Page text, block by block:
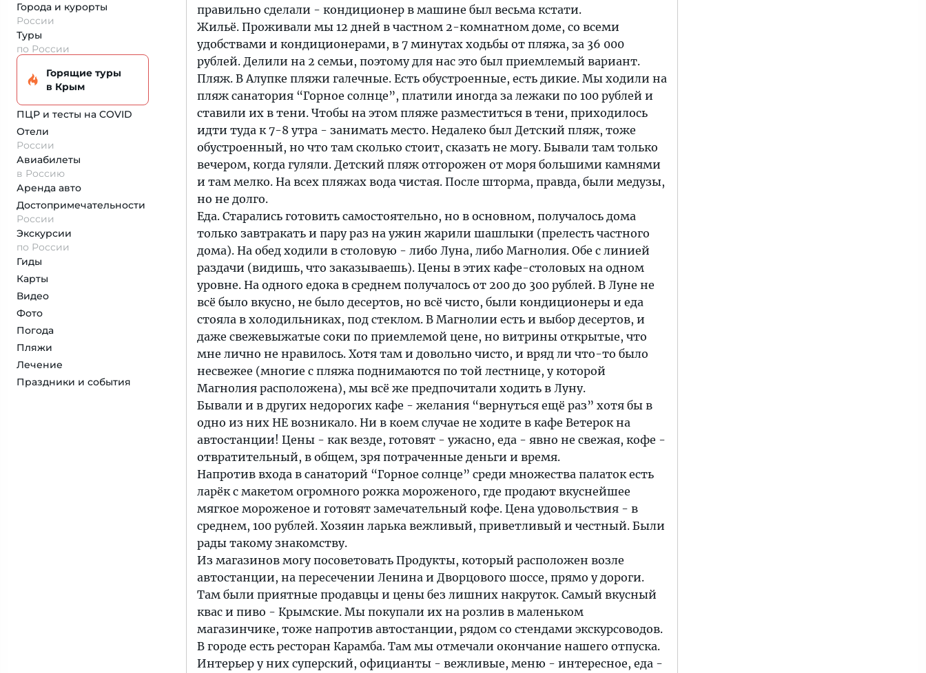
Города и курорты
России
Туры
по России
Горящие туры
в Крым
ПЦР и тесты на COVID
Отели
России
Авиабилеты
в Россию
Аренда авто
Достопримеча­тельности
России
Экскурсии
по России
Гиды
Карты
Видео
Фото
Погода
Пляжи
Лечение
Праздники и события
правильно сделали - кондиционер в машине был весьма кстати.
Жильё. Проживали мы 12 дней в частном 2-комнатном доме, со всеми
удобствами и кондиционерами, в 7 минутах ходьбы от пляжа, за 36 000
рублей. Делили на 2 семьи, поэтому для нас это был приемлемый вариант.
Пляж. В Алупке пляжи галечные. Есть обустроенные, есть дикие. Мы ходили на
пляж санатория “Горное солнце”, платили иногда за лежаки по 100 рублей и
ставили их в тени. Чтобы на этом пляже разместиться в тени, приходилось
идти туда к 7-8 утра - занимать место. Недалеко был Детский пляж, тоже
обустроенный, но что там сколько стоит, сказать не могу. Бывали там только
вечером, когда гуляли. Детский пляж отгорожен от моря большими камнями
и там мелко. На всех пляжах вода чистая. После шторма, правда, были медузы,
но не долго.
Еда. Старались готовить самостоятельно, но в основном, получалось дома
только завтракать и пару раз на ужин жарили шашлыки (прелесть частного
дома). На обед ходили в столовую - либо Луна, либо Магнолия. Обе с линией
раздачи (видишь, что заказываешь). Цены в этих кафе-столовых на одном
уровне. На одного едока в среднем получалось от 200 до 300 рублей. В Луне не
всё было вкусно, не было десертов, но всё чисто, были кондиционеры и еда
стояла в холодильниках, под стеклом. В Магнолии есть и выбор десертов, и
даже свежевыжатые соки по приемлемой цене, но витрины открытые, что
мне лично не нравилось. Хотя там и довольно чисто, и вряд ли что-то было
несвежее (многие с пляжа поднимаются по той лестнице, у которой
Магнолия расположена), мы всё же предпочитали ходить в Луну.
Бывали и в других недорогих кафе - желания “вернуться ещё раз” хотя бы в
одно из них НЕ возникало. Ни в коем случае не ходите в кафе Ветерок на
автостанции! Цены - как везде, готовят - ужасно, еда - явно не свежая, кофе -
отвратительный, в общем, зря потраченные деньги и время.
Напротив входа в санаторий “Горное солнце” среди множества палаток есть
ларёк с макетом огромного рожка мороженого, где продают вкуснейшее
мягкое мороженое и готовят замечательный кофе. Цена удовольствия - в
среднем, 100 рублей. Хозяин ларька вежливый, приветливый и честный. Были
рады такому знакомству.
Из магазинов могу посоветовать Продукты, который расположен возле
автостанции, на пересечении Ленина и Дворцового шоссе, прямо у дороги.
Там были приятные продавцы и цены без лишних накруток. Самый вкусный
квас и пиво - Крымские. Мы покупали их на розлив в маленьком
магазинчике, тоже напротив автостанции, рядом со стендами экскурсоводов.
В городе есть ресторан Карамба. Там мы отмечали окончание нашего отпуска.
Интерьер у них суперский, официанты - вежливые, меню - интересное, еда -